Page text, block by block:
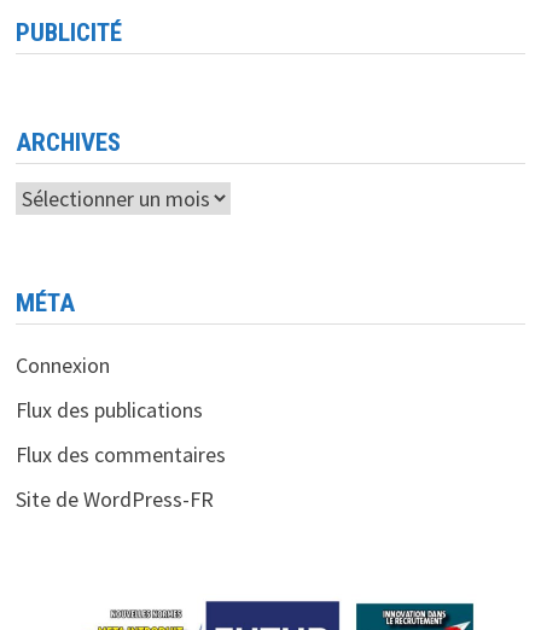
RÉPUBLIQUE
DE
SINGAPOUR
L’ÉCONOMIE
NUMÉRIQUE
PUBLICITÉ
ARCHIVES
Archives
MÉTA
Connexion
Flux des publications
Flux des commentaires
Site de WordPress-FR